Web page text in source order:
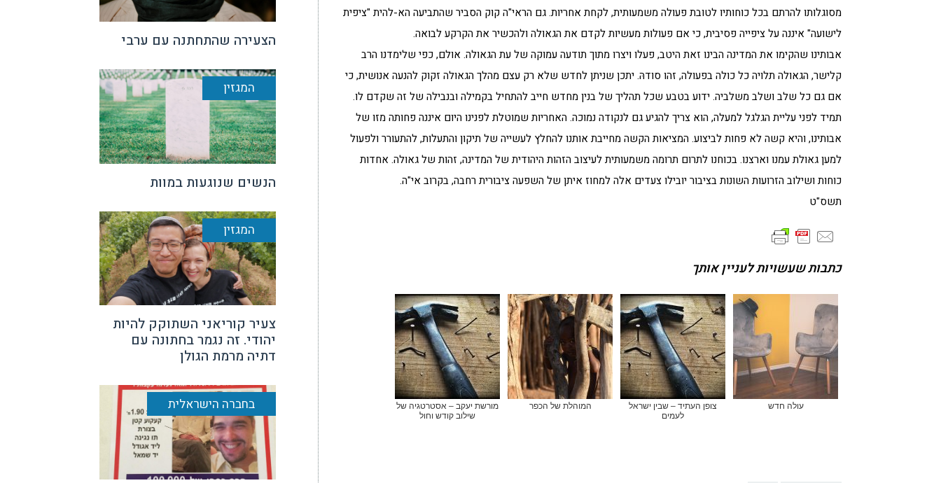
מסוגלותו להרתם בכל כוחותיו לטובת פעולה משמעותית, לקחת אחריות. גם הראי"ה קוק הסביר שהתביעה הא-להית "ציפית
לישועה" איננה על ציפייה פסיבית, כי אם פעולות מעשיות לקדם את הגאולה ולהכשיר את הקרקע לבואה.
אבותינו שהקימו את המדינה הבינו זאת היטב, פעלו ויצרו מתוך תודעה עמוקה של עת הגאולה. אולם, כפי שלימדנו הרב
קלישר, הגאולה תלויה כל כולה בפעולה, זהו סודהּ. יתכן שניתן לחדש שלא רק עצם מהלך הגאולה זקוק להנעה אנושית, כי
אם גם כל שלב ושלב משלביה. ידוע בטבע שכל תהליך של בנין מחדש חייב להתחיל בקמילה ובנבילה של זה שקדם לו.
תמיד לפני עליית הגלגל למעלה, הוא צריך להגיע גם לנקודה נמוכה. האחריות שמוטלת לפנינו היום איננה פחותה מזו של
אבותינו, והיא קשה לא פחות לביצוע. המציאות הקשה מחייבת אותנו להחלץ לעשייה של תיקון והתעלות, להתעורר ולפעול
למען גאולת עמנו וארצנו. בכוחנו לתרום תרומה משמעותית לעיצוב הזהות היהודית של המדינה, זהות של גאולה. אחדות
כוחות ושילוב הזרועות השונות בציבור יובילו צעדים אלה למחוז איתן של השפעה ציבורית רחבה, בקרוב אי"ה.
תשס"ט
כתבות שעשויות לעניין אותך
עולה חדש
צופן העתיד – שבין ישראל
לעמים
המוהלת של הכפר
מורשת יעקב – אסטרטגיה של
שילוב קודש וחול
הצעירה שהתחתנה עם ערבי
המגזין
הנשים שנוגעות במוות
המגזין
צעיר קוריאני השתוקק להיות
יהודי. זה נגמר בחתונה עם
דתיה מרמת הגולן
בחברה הישראלית